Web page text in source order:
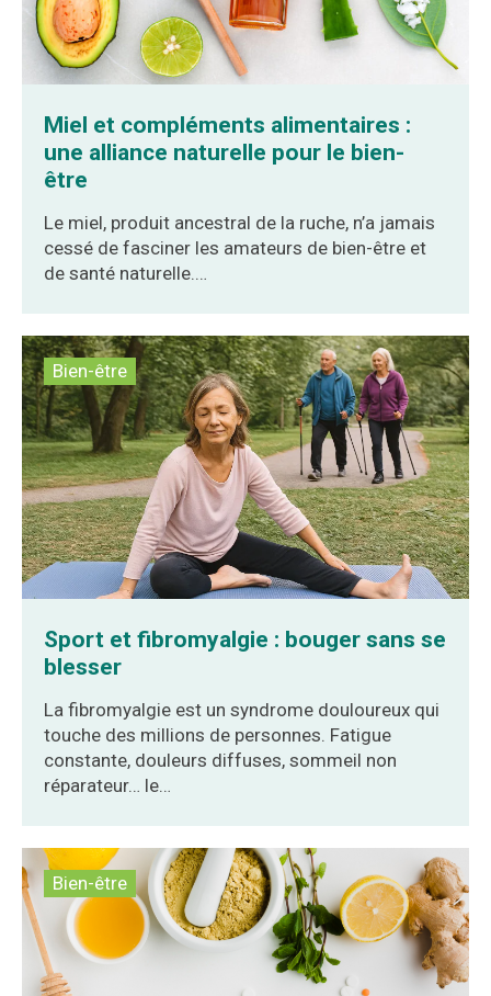
Miel et compléments alimentaires :
une alliance naturelle pour le bien-
être
Le miel, produit ancestral de la ruche, n’a jamais
cessé de fasciner les amateurs de bien-être et
de santé naturelle.…
Sport et fibromyalgie : bouger sans se
blesser
La fibromyalgie est un syndrome douloureux qui
touche des millions de personnes. Fatigue
constante, douleurs diffuses, sommeil non
réparateur… le…
Bien-être
Bien-être